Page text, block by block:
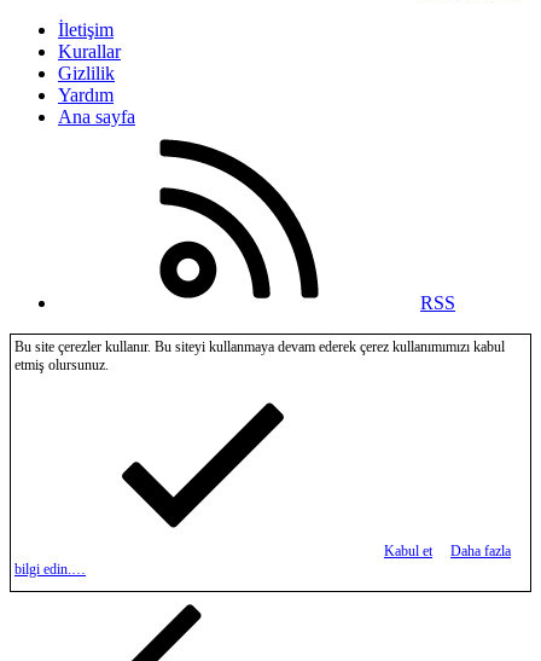
İletişim
Kurallar
Gizlilik
Yardım
Ana sayfa
RSS
Bu site çerezler kullanır. Bu siteyi kullanmaya devam ederek çerez kullanımımızı kabul
etmiş olursunuz.
Kabul et
Daha fazla
bilgi edin.…